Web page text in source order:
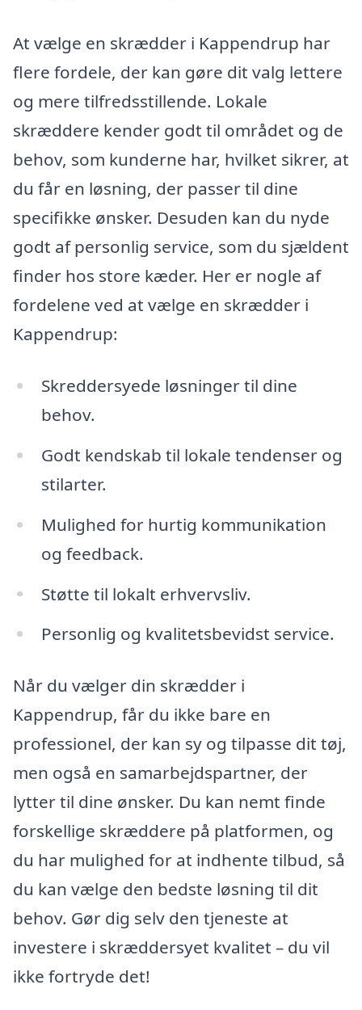
At vælge en skrædder i Kappendrup har
flere fordele, der kan gøre dit valg lettere
og mere tilfredsstillende. Lokale
skræddere kender godt til området og de
behov, som kunderne har, hvilket sikrer, at
du får en løsning, der passer til dine
specifikke ønsker. Desuden kan du nyde
godt af personlig service, som du sjældent
finder hos store kæder. Her er nogle af
fordelene ved at vælge en skrædder i
Kappendrup:
Skreddersyede løsninger til dine
behov.
Godt kendskab til lokale tendenser og
stilarter.
Mulighed for hurtig kommunikation
og feedback.
Støtte til lokalt erhvervsliv.
Personlig og kvalitetsbevidst service.
Når du vælger din skrædder i
Kappendrup, får du ikke bare en
professionel, der kan sy og tilpasse dit tøj,
men også en samarbejdspartner, der
lytter til dine ønsker. Du kan nemt finde
forskellige skræddere på platformen, og
du har mulighed for at indhente tilbud, så
du kan vælge den bedste løsning til dit
behov. Gør dig selv den tjeneste at
investere i skræddersyet kvalitet – du vil
ikke fortryde det!